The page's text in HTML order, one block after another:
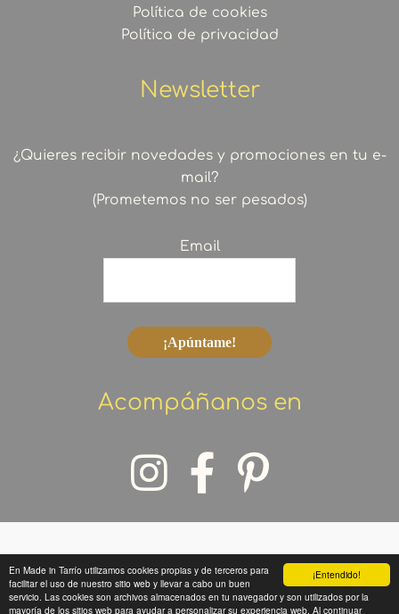
¡Entendido!
En Made in Tarrío utilizamos cookies propias y de terceros para
facilitar el uso de nuestro sitio web y llevar a cabo un buen
servicio. Las cookies son archivos almacenados en tu navegador y son utilizados por la
mayoría de los sitios web para ayudar a personalizar su experiencia web. Al continuar
Política de cookies
Política de privacidad
Newsletter
¿Quieres recibir novedades y promociones en tu e-
mail?
(Prometemos no ser pesados)
Email
Acompáñanos en
Copyright © 2026 Made in Tarrío